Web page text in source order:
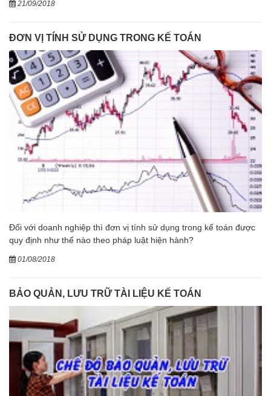
21/09/2018
ĐƠN VỊ TÍNH SỬ DỤNG TRONG KẾ TOÁN
Đối với doanh nghiệp thì đơn vị tính sử dụng trong kế toán được
quy định như thế nào theo pháp luật hiện hành?
01/08/2018
BẢO QUẢN, LƯU TRỮ TÀI LIỆU KẾ TOÁN